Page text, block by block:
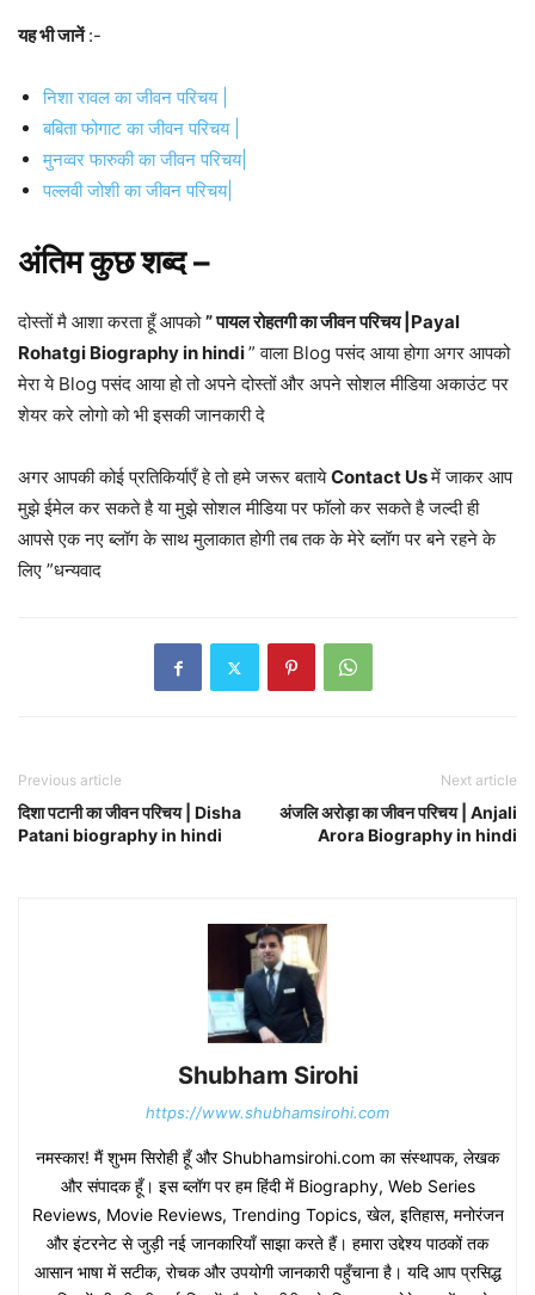
यह भी जानें:-
निशा रावल का जीवन परिचय |
बबिता फोगाट का जीवन परिचय |
मुनव्वर फारुकी का जीवन परिचय|
पल्लवी जोशी का जीवन परिचय|
अंतिम कुछ शब्द –
दोस्तों मै आशा करता हूँ आपको” पायल रोहतगी का जीवन परिचय |Payal
Rohatgi Biography in hindi” वाला Blog पसंद आया होगा अगर आपको
मेरा ये Blog पसंद आया हो तो अपने दोस्तों और अपने सोशल मीडिया अकाउंट पर
शेयर करे लोगो को भी इसकी जानकारी दे
अगर आपकी कोई प्रतिकिर्याएँ हे तो हमे जरूर बतायेContact Usमें जाकर आप
मुझे ईमेल कर सकते है या मुझे सोशल मीडिया पर फॉलो कर सकते है जल्दी ही
आपसे एक नए ब्लॉग के साथ मुलाकात होगी तब तक के मेरे ब्लॉग पर बने रहने के
लिए ”धन्यवाद
Previous article
दिशा पटानी का जीवन परिचय | Disha
Patani biography in hindi
Next article
अंजलि अरोड़ा का जीवन परिचय | Anjali
Arora Biography in hindi
Shubham Sirohi
https://www.shubhamsirohi.com
नमस्कार! मैं शुभम सिरोही हूँ और Shubhamsirohi.com का संस्थापक, लेखक
और संपादक हूँ। इस ब्लॉग पर हम हिंदी में Biography, Web Series
Reviews, Movie Reviews, Trending Topics, खेल, इतिहास, मनोरंजन
और इंटरनेट से जुड़ी नई जानकारियाँ साझा करते हैं। हमारा उद्देश्य पाठकों तक
आसान भाषा में सटीक, रोचक और उपयोगी जानकारी पहुँचाना है। यदि आप प्रसिद्ध